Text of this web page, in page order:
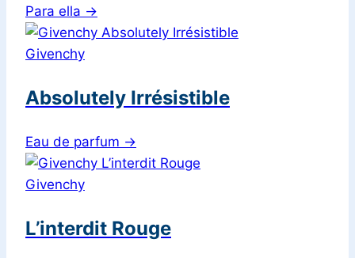
Para ella →
Givenchy
Absolutely Irrésistible
Eau de parfum →
Givenchy
L’interdit Rouge